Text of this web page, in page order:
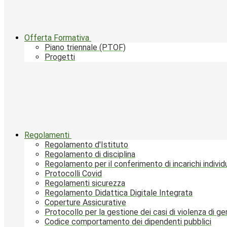
Offerta Formativa
Piano triennale (PTOF)
Progetti
Regolamenti
Regolamento d'Istituto
Regolamento di disciplina
Regolamento per il conferimento di incarichi
Protocolli Covid
Regolamenti sicurezza
Regolamento Didattica Digitale Integrata
Coperture Assicurative
Protocollo per la gestione dei casi di violenza di
Codice comportamento dei dipendenti pubblici